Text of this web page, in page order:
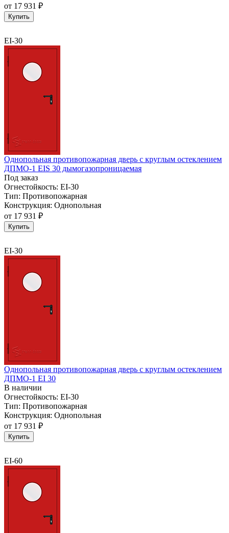
от 17 931 ₽
Купить
EI-30
Однопольная противопожарная дверь с круглым остеклением
ДПМО-1 EIS 30 дымогазопроницаемая
Под заказ
Огнестойкость: EI-30
Тип: Противопожарная
Конструкция: Однопольная
от 17 931 ₽
Купить
EI-30
Однопольная противопожарная дверь с круглым остеклением
ДПМО-1 EI 30
В наличии
Огнестойкость: EI-30
Тип: Противопожарная
Конструкция: Однопольная
от 17 931 ₽
Купить
EI-60